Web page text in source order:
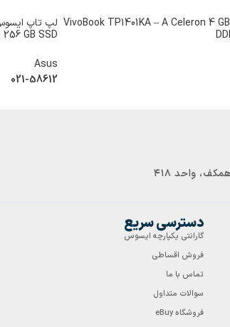
لپ تاپ ایسوس VivoBook TP1401KA – A Celeron 4 GB
GB SSD
Asus
021-58612
واحد ۴۱۸
دسترسی سریع
گارانتی یکپارچه ایسوس
فروش اقساطی
تماس با ما
سوالات متداول
فروشگاه eBuy